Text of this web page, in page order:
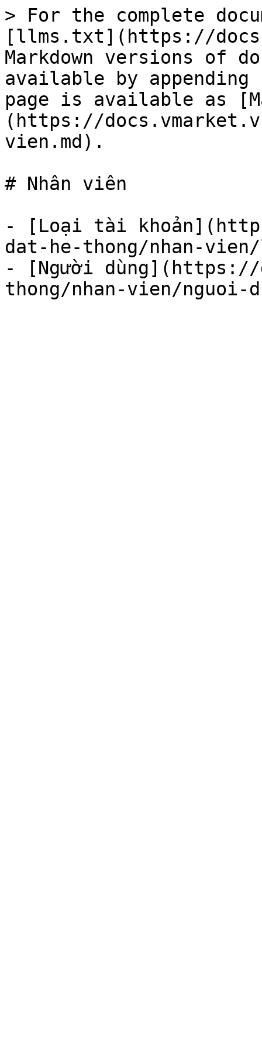
> For the complete
[llms.txt](https://
Markdown versions of
available by
page is available as
(https://
vien.md).
# Nhân viên
- [Loại tài
dat-he-thong/nhan-
- [Người dùng](https://